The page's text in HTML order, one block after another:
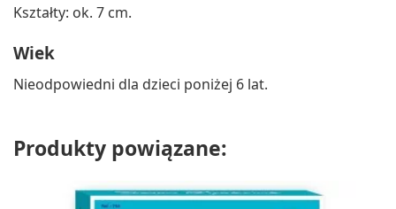
Kształty: ok. 7 cm.
Wiek
Nieodpowiedni dla dzieci poniżej 6 lat.
Produkty powiązane: